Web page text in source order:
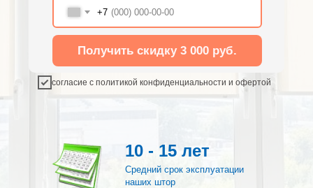
10 - 15 лет
Средний срок эксплуатации
наших штор
согласие с политикой конфиденциальности и офертой
+7
Получить скидку 3 000 руб.